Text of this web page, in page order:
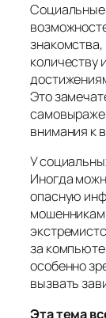
Социальные
знакомства,
количеству
Это
внимания к
У
Иногда
опасную
за
особенно
вызвать
Эта тема